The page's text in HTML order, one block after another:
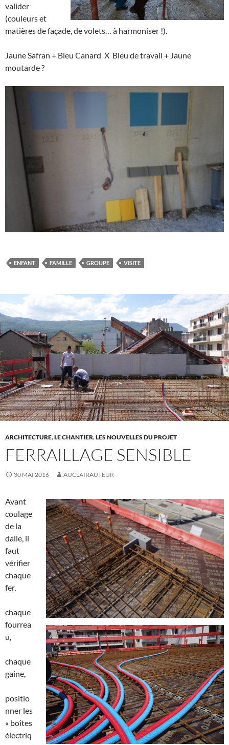
valider
(couleurs et
matières de façade, de volets… à harmoniser !).
Jaune Safran + Bleu Canard X Bleu de travail + Jaune
moutarde ?
ENFANT FAMILLE GROUPE VISITE
ARCHITECTURE,LE CHANTIER,LES NOUVELLES DU PROJET
FERRAILLAGE SENSIBLE
30 MAI 2016 AUCLAIRAUTEUR
Avant
coulage
de la
dalle, il
faut
vérifier
chaque
fer,
chaque
fourrea
u,
chaque
gaine,
positio
nner les
« boîtes
électriq